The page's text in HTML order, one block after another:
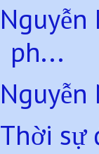
ph...
Thời sự